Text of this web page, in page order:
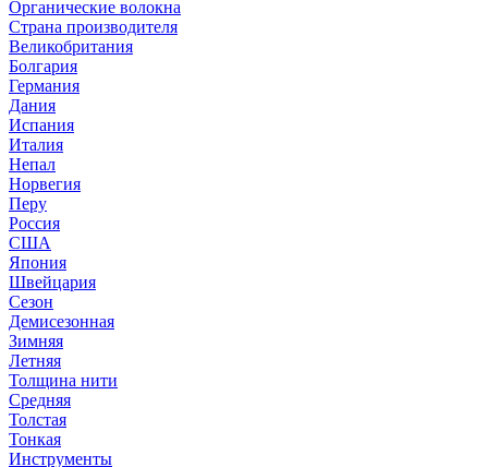
Органические волокна
Страна производителя
Великобритания
Болгария
Германия
Дания
Испания
Италия
Непал
Норвегия
Перу
Россия
США
Япония
Швейцария
Сезон
Демисезонная
Зимняя
Летняя
Толщина нити
Средняя
Толстая
Тонкая
Инструменты